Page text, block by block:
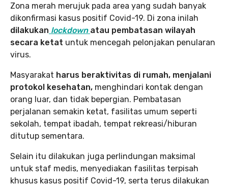
Zona merah merujuk pada area yang sudah banyak
dikonfirmasi kasus positif Covid-19. Di zona inilah
dilakukan lockdown atau pembatasan wilayah
secara ketat untuk mencegah pelonjakan penularan
virus.
Masyarakat harus beraktivitas di rumah, menjalani
protokol kesehatan, menghindari kontak dengan
orang luar, dan tidak bepergian. Pembatasan
perjalanan semakin ketat, fasilitas umum seperti
sekolah, tempat ibadah, tempat rekreasi/hiburan
ditutup sementara.
Selain itu dilakukan juga perlindungan maksimal
untuk staf medis, menyediakan fasilitas terpisah
khusus kasus positif Covid-19, serta terus dilakukan